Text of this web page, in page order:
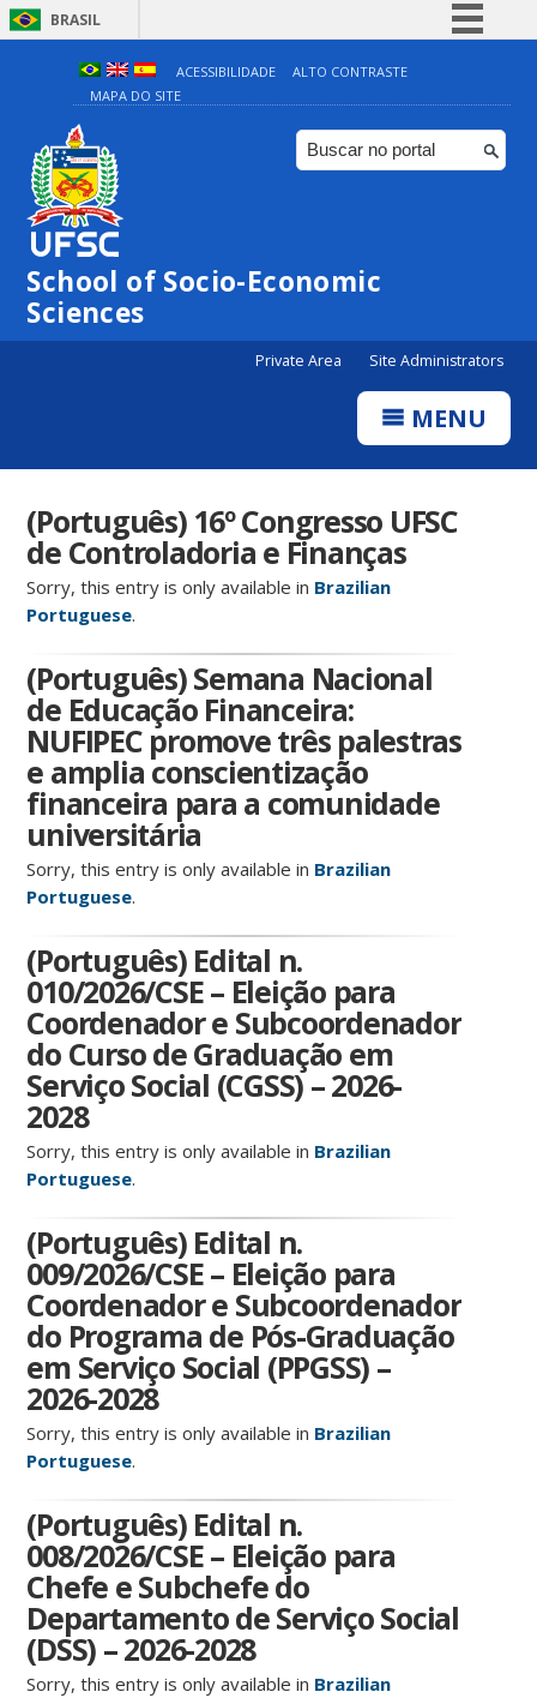
BRASIL
Simplifique!
Comunica BR
Participe
ACESSIBILIDADE
ALTO CONTRASTE
MAPA DO SITE
School of Socio-Economic
Sciences
Private Area Site Administrators
MENU
(Português) 16º Congresso UFSC
de Controladoria e Finanças
Sorry, this entry is only available in Brazilian
Portuguese.
(Português) Semana Nacional
de Educação Financeira:
NUFIPEC promove três palestras
e amplia conscientização
financeira para a comunidade
universitária
Sorry, this entry is only available in Brazilian
Portuguese.
(Português) Edital n.
010/2026/CSE – Eleição para
Coordenador e Subcoordenador
do Curso de Graduação em
Serviço Social (CGSS) – 2026-
2028
Sorry, this entry is only available in Brazilian
Portuguese.
(Português) Edital n.
009/2026/CSE – Eleição para
Coordenador e Subcoordenador
do Programa de Pós-Graduação
em Serviço Social (PPGSS) –
2026-2028
Sorry, this entry is only available in Brazilian
Portuguese.
(Português) Edital n.
008/2026/CSE – Eleição para
Chefe e Subchefe do
Departamento de Serviço Social
(DSS) – 2026-2028
Sorry, this entry is only available in Brazilian